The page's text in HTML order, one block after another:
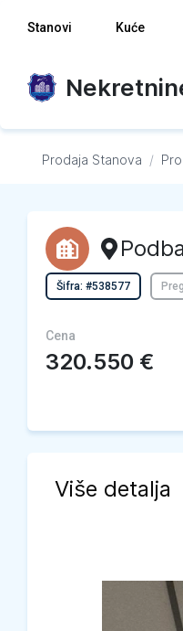
Stanovi Kuće
Prodaja Stanova /
Šifra: #538577
Cena
320.550 €
Više detalja